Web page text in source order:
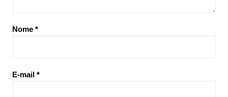
Nome *
E-mail *